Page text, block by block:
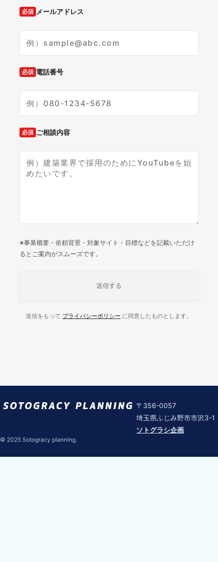
必須 メールアドレス
必須 電話番号
必須 ご相談内容
※事業概要・依頼背景・対象サイト・目標などを記載いただけ
るとご案内がスムーズです。
送信をもって プライバシーポリシー に同意したものとします。
〒356-0057
埼玉県ふじみ野市市沢3-1
ソトグラシ企画
© 2025 Sotogracy planning.